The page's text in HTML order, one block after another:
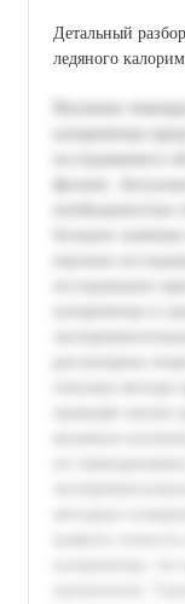
Детальный
ледяного